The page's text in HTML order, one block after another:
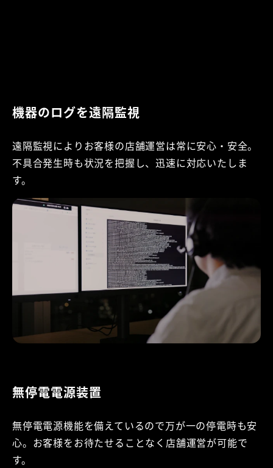
機器のログを遠隔監視
遠隔監視によりお客様の店舗運営は常に安心・安全。
不具合発生時も状況を把握し、迅速に対応いたしま
す。
無停電電源装置
無停電電源機能を備えているので万が一の停電時も安
心。お客様をお待たせることなく店舗運営が可能で
す。